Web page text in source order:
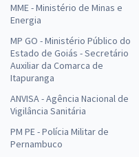
MME - Ministério de Minas e
Energia
MP GO - Ministério Público do
Estado de Goiás - Secretário
Auxiliar da Comarca de
Itapuranga
ANVISA - Agência Nacional de
Vigilância Sanitária
PM PE - Polícia Militar de
Pernambuco